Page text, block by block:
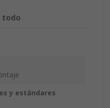
todo
y estándares